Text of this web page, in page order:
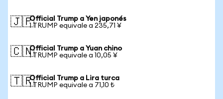
🇯🇵Official Trump a Yen japonés
1 TRUMP equivale a 235,71 ¥
🇨🇳Official Trump a Yuan chino
1 TRUMP equivale a 10,05 ¥
🇹🇷Official Trump a Lira turca
1 TRUMP equivale a 71,10 ₺